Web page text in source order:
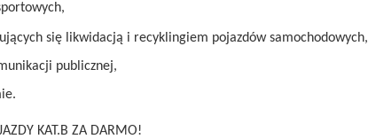
się likwidacją i recyklingiem pojazdów samochodowych,
publicznej,
KAT.B ZA DARMO!